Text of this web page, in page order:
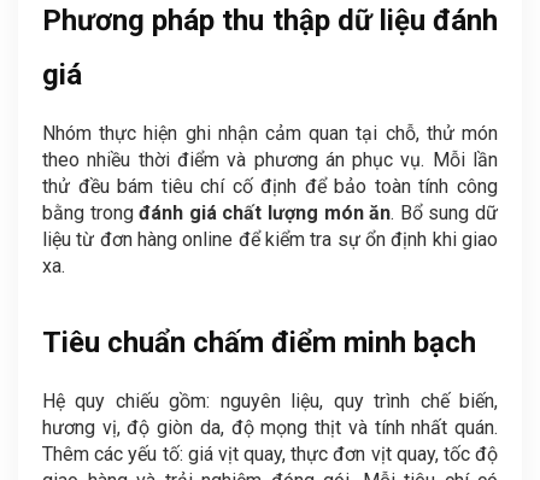
Phương pháp thu thập dữ liệu đánh
giá
Nhóm thực hiện ghi nhận cảm quan tại chỗ, thử món
theo nhiều thời điểm và phương án phục vụ. Mỗi lần
thử đều bám tiêu chí cố định để bảo toàn tính công
bằng trongđánh giá chất lượng món ăn. Bổ sung dữ
liệu từ đơn hàng online để kiểm tra sự ổn định khi giao
xa.
Tiêu chuẩn chấm điểm minh bạch
Hệ quy chiếu gồm: nguyên liệu, quy trình chế biến,
hương vị, độ giòn da, độ mọng thịt và tính nhất quán.
Thêm các yếu tố: giá vịt quay, thực đơn vịt quay, tốc độ